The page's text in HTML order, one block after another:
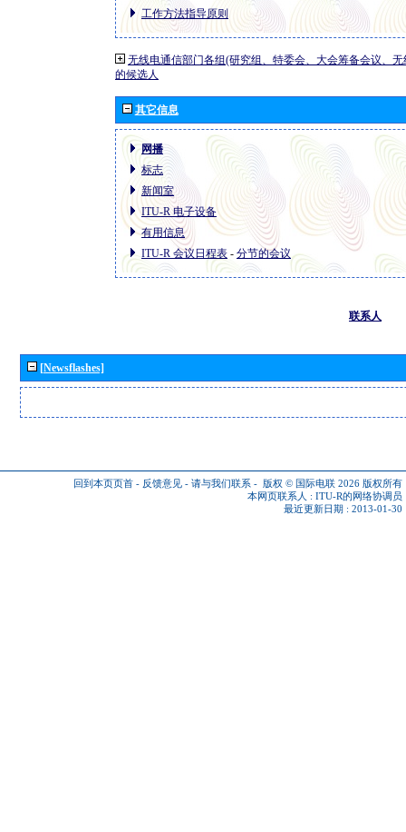
工作方法指导原则
无线电通信部门各组(研究组、特委会、大会筹备会议、
的候选人
其它信息
网播
标志
新闻室
ITU-R 电子设备
有用信息
ITU-R 会议日程表 - 分节的会议
联系人
[Newsflashes]
回到本页页首 - 反馈意见 - 请与我们联系 - 版权 © 国际电联 2026 版权所有
本网页联系人 : ITU-R的网络协调员
最近更新日期 : 2013-01-30